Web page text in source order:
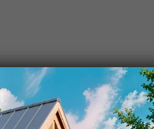
Podane ceny domów
kosztami szacunkowymi -